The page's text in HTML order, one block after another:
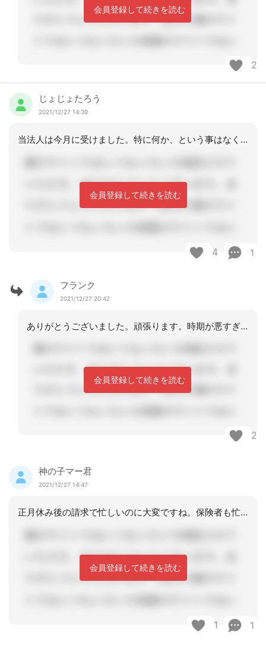
会員登録して続きを読む
2
じょじょたろう
2021/12/27 14:39
当法人は今月に受けました。特に何か、という事はなく、特定の書類やケースあたりが青
会員登録して続きを読む
4 1
フランク
2021/12/27 20:42
ありがとうございました。頑張ります。時期が悪すぎて正直少し延期して欲しいところで
会員登録して続きを読む
2
神の子マー君
2021/12/27 14:47
正月休み後の請求で忙しいのに大変ですね。保険者も忙しいはずなのにね。提出や準備す
会員登録して続きを読む
1 1